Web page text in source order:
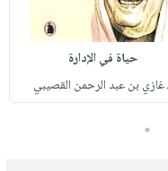
حياة في الإدارة
غازي بن عبد الرحمن القصيبي
5